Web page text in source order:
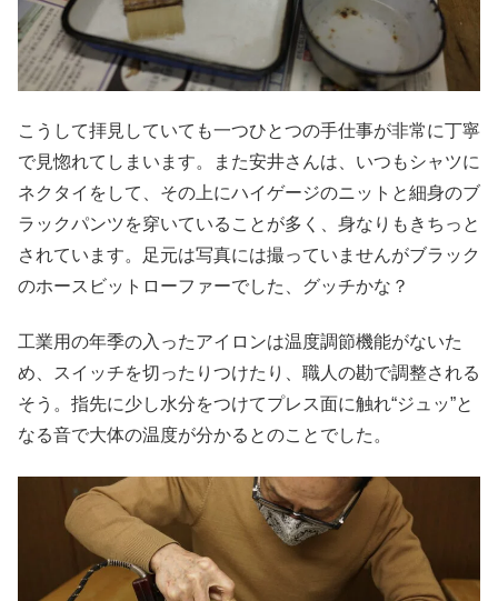
こうして拝見していても一つひとつの手仕事が非常に丁寧
で見惚れてしまいます。また安井さんは、いつもシャツに
ネクタイをして、その上にハイゲージのニットと細身のブ
ラックパンツを穿いていることが多く、身なりもきちっと
されています。足元は写真には撮っていませんがブラック
のホースビットローファーでした、グッチかな？
工業用の年季の入ったアイロンは温度調節機能がないた
め、スイッチを切ったりつけたり、職人の勘で調整される
そう。指先に少し水分をつけてプレス面に触れ“ジュッ”と
なる音で大体の温度が分かるとのことでした。